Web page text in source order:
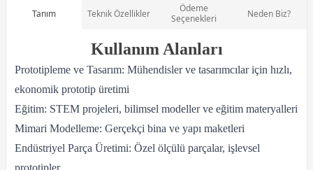
Tanım Teknik Özellikler
Ödeme
Seçenekleri
Neden Biz?
Kullanım Alanları
Prototipleme ve Tasarım: Mühendisler ve tasarımcılar için hızlı,
ekonomik prototip üretimi
Eğitim: STEM projeleri, bilimsel modeller ve eğitim materyalleri
Mimari Modelleme: Gerçekçi bina ve yapı maketleri
Endüstriyel Parça Üretimi: Özel ölçülü parçalar, işlevsel
prototipler